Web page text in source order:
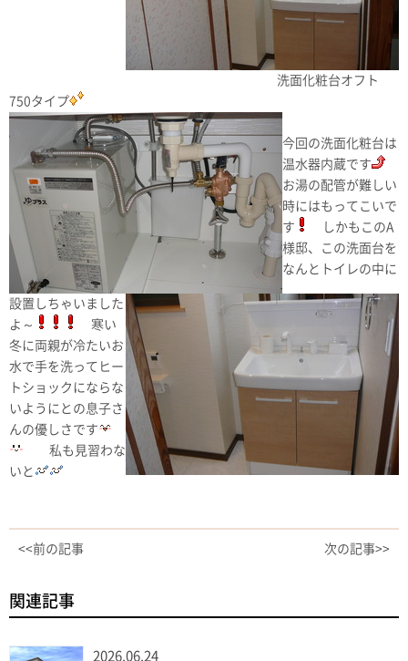
洗面化粧台オフト
750タイプ
今回の洗面化粧台は
温水器内蔵です
お湯の配管が難しい
時にはもってこいで
す
しかもこのA
様邸、この洗面台を
なんとトイレの中に
設置しちゃいました
よ～
寒い
冬に両親が冷たいお
水で手を洗ってヒー
トショックにならな
いようにとの息子さ
んの優しさです
私も見習わな
いと
<<前の記事 次の記事>>
関連記事
2026.06.24